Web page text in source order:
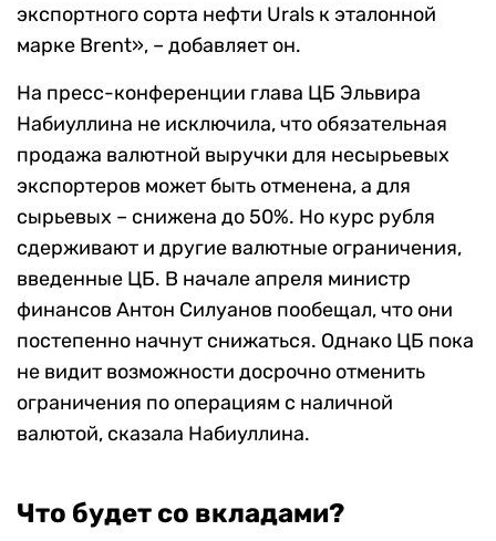
экспортного сорта нефти Urals к эталонной
марке Brent», – добавляет он.
На пресс-конференции глава ЦБ Эльвира
Набиуллина не исключила, что обязательная
продажа валютной выручки для несырьевых
экспортеров может быть отменена, а для
сырьевых – снижена до 50%. Но курс рубля
сдерживают и другие валютные ограничения,
введенные ЦБ. В начале апреля министр
финансов Антон Силуанов пообещал, что они
постепенно начнут снижаться. Однако ЦБ пока
не видит возможности досрочно отменить
ограничения по операциям с наличной
валютой, сказала Набиуллина.
Что будет со вкладами?